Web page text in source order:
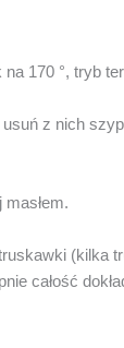
170 °, tryb
z nich
(kilka
całość